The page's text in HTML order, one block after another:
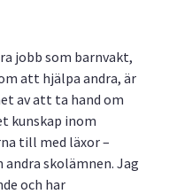
jobb som barnvakt,
att hjälpa andra, är
av att ta hand om
kunskap inom
till med läxor –
skolämnen. Jag
och har